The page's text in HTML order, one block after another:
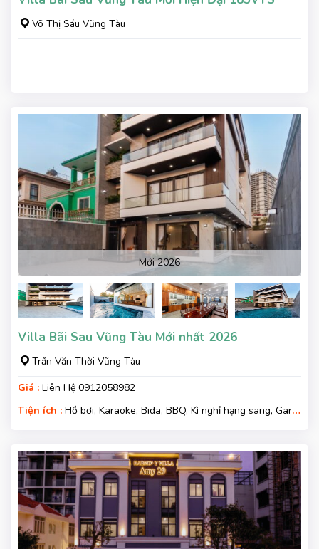
Võ Thị Sáu Vũng Tàu
Mới 2026
Villa Bãi Sau Vũng Tàu Mới nhất 2026
Trần Văn Thời Vũng Tàu
Giá : Liên Hệ 0912058982
Tiện ích : Hồ bơi, Karaoke, Bida, BBQ, Kì nghỉ hạng sang, Gara